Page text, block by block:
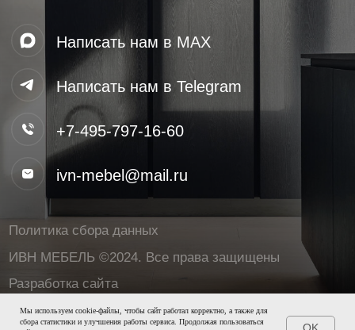
Мы используем cookie-файлы, чтобы сайт работал корректно, а также для
сбора статистики и улучшения работы сервиса. Продолжая пользоваться
OK